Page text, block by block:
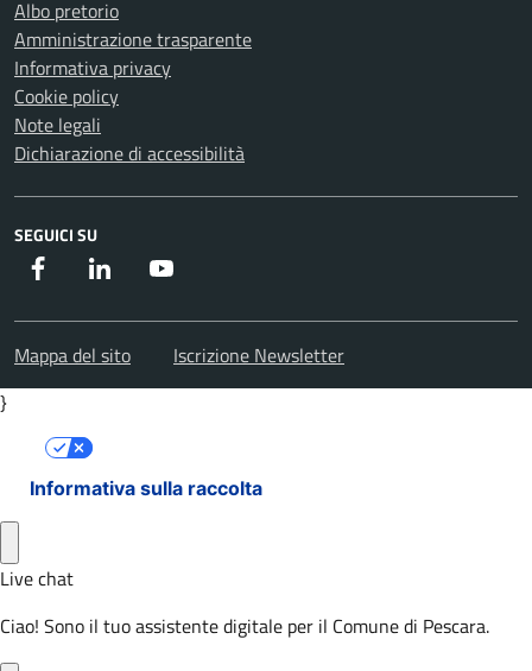
Albo pretorio
Amministrazione trasparente
Informativa privacy
Cookie policy
Note legali
Dichiarazione di accessibilità
SEGUICI SU
Facebook Instagram
Mappa del sito
Iscrizione Newsletter
}
Informativa sulla raccolta
Le tue preferenze relative alla privacy